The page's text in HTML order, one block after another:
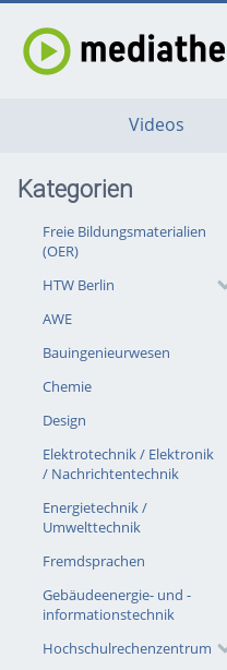
Videos
Kategorien
Freie Bildungsmaterialien
(OER)
HTW Berlin
AWE
Bauingenieurwesen
Chemie
Design
Elektrotechnik / Elektronik
/ Nachrichtentechnik
Energietechnik /
Umwelttechnik
Fremdsprachen
Gebäudeenergie- und -
informationstechnik
Hochschulrechenzentrum